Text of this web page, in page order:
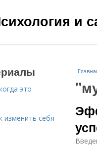
и
это
изменить себя